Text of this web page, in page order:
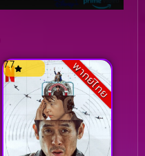
พากย์ไทย
7.7